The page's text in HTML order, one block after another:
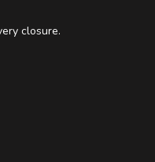
closure.